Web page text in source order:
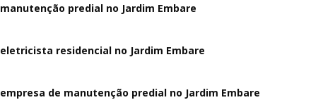
manutenção predial no Jardim Embare
eletricista residencial no Jardim Embare
empresa de manutenção predial no Jardim Embare